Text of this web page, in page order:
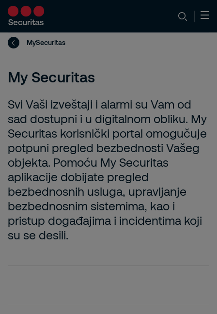
MySecuritas
My Securitas
Svi Vaši izveštaji i alarmi su Vam od
sad dostupni i u digitalnom obliku. My
Securitas korisnički portal omogučuje
potpuni pregled bezbednosti Vašeg
objekta. Pomoću My Securitas
aplikacije dobijate pregled
bezbednosnih usluga, upravljanje
bezbednosnim sistemima, kao i
pristup događajima i incidentima koji
su se desili.